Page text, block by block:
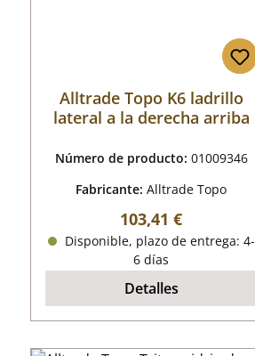
Alltrade Topo K6 ladrillo
lateral a la derecha arriba
Número de producto: 01009346
Fabricante:Alltrade Topo
Precio normal:
103,41 €
Disponible, plazo de entrega: 4-
6 días
Detalles